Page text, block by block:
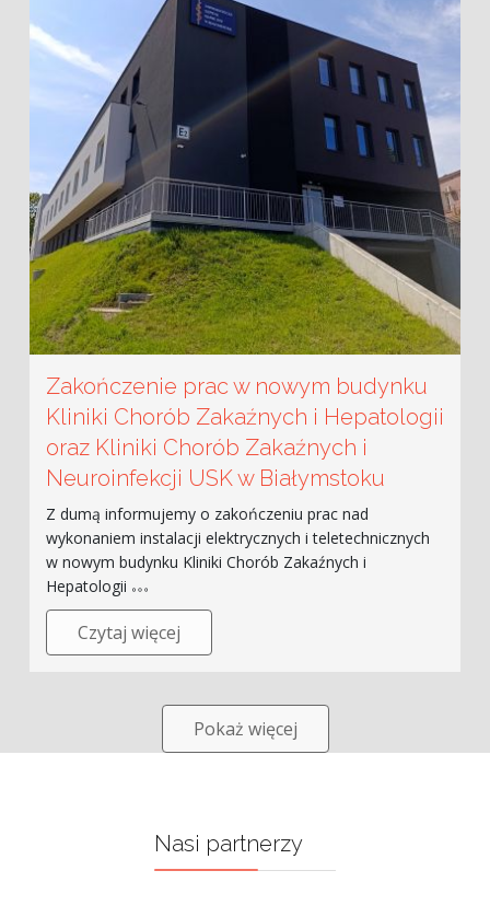
Zakończenie prac w nowym budynku
Kliniki Chorób Zakaźnych i Hepatologii
oraz Kliniki Chorób Zakaźnych i
Neuroinfekcji USK w Białymstoku
Z dumą informujemy o zakończeniu prac nad
wykonaniem instalacji elektrycznych i teletechnicznych
w nowym budynku Kliniki Chorób Zakaźnych i
Hepatologii
Czytaj więcej
Pokaż więcej
Nasi partnerzy